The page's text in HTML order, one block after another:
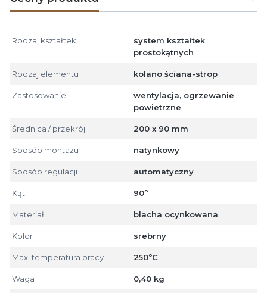
Rodzaj kształtek
system kształtek
prostokątnych
Rodzaj elementu kolano ściana-strop
Zastosowanie
wentylacja, ogrzewanie
powietrzne
Średnica / przekrój 200 x 90 mm
Sposób montażu natynkowy
Sposób regulacji automatyczny
Kąt 90º
Materiał blacha ocynkowana
Kolor srebrny
Max. temperatura pracy 250ºC
Waga 0,40 kg